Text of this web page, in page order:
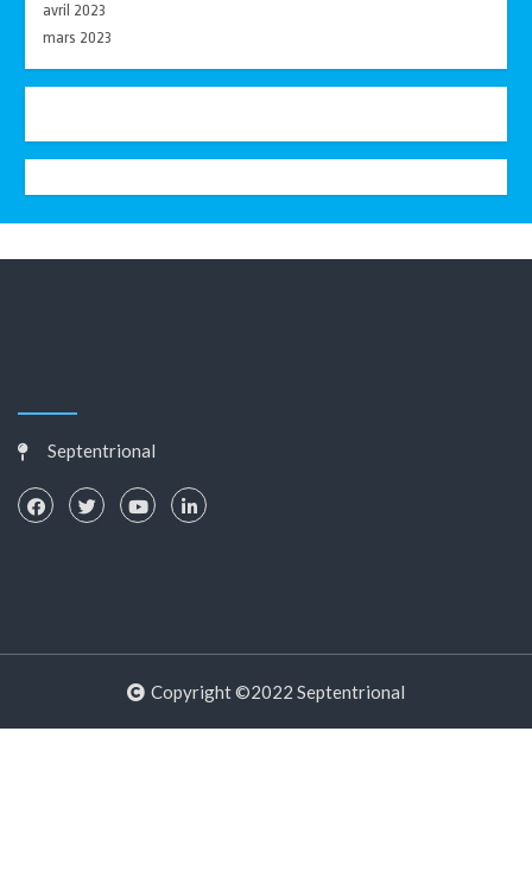
avril 2023
mars 2023
Septentrional
Copyright ©2022 Septentrional